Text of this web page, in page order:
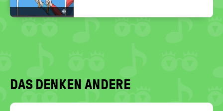
DAS DENKEN ANDERE
©